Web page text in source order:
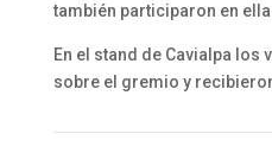
también participaron en
En el stand de Cavialpa
sobre el gremio y